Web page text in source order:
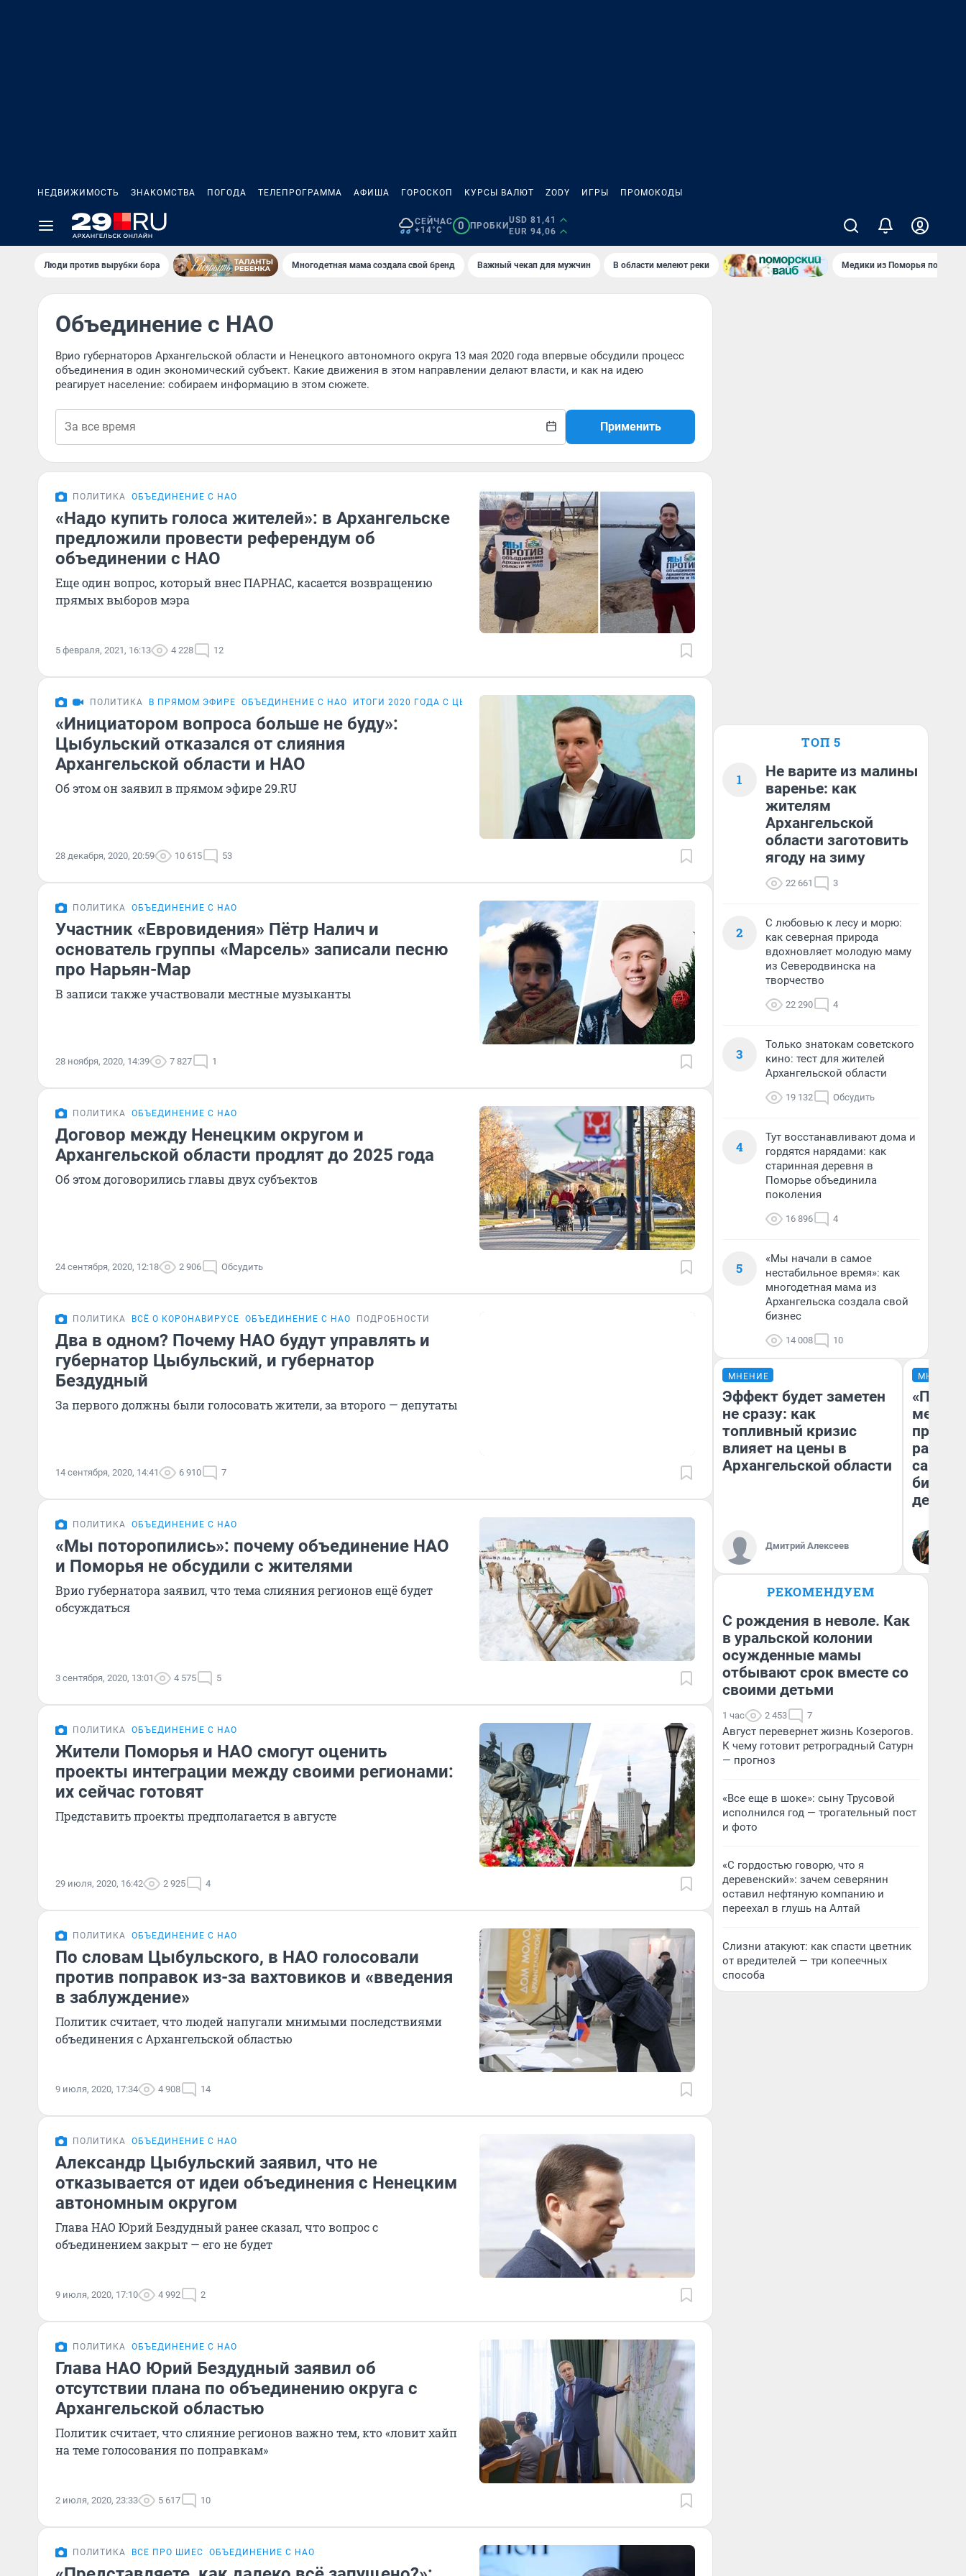
НЕДВИЖИМОСТЬ ЗНАКОМСТВА ПОГОДА ТЕЛЕПРОГРАММА АФИША ГОРОСКОП КУРСЫ ВАЛЮТ ZODY ИГРЫ ПРОМОКОДЫ
СЕЙЧАС
+14°C
0 ПРОБКИ
USD 81,41
EUR 94,06
Люди против вырубки бора Многодетная мама создала свой бренд Важный чекап для мужчин В области мелеют реки Медики из Поморья поехали
Объединение с НАО
Врио губернаторов Архангельской области и Ненецкого автономного округа 13 мая 2020 года впервые обсудили процесс
объединения в один экономический субъект. Какие движения в этом направлении делают власти, и как на идею
реагирует население: собираем информацию в этом сюжете.
Применить
ПОЛИТИКА ОБЪЕДИНЕНИЕ С НАО
«Надо купить голоса жителей»: в Архангельске
предложили провести референдум об
объединении с НАО
Еще один вопрос, который внес ПАРНАС, касается возвращению
прямых выборов мэра
5 февраля, 2021, 16:13 4 228 12
ПОЛИТИКА В ПРЯМОМ ЭФИРЕ ОБЪЕДИНЕНИЕ С НАО ИТОГИ 2020 ГОДА С ЦЫБУЛЬСКИМ
«Инициатором вопроса больше не буду»:
Цыбульский отказался от слияния
Архангельской области и НАО
Об этом он заявил в прямом эфире 29.RU
28 декабря, 2020, 20:59 10 615 53
ПОЛИТИКА ОБЪЕДИНЕНИЕ С НАО
Участник «Евровидения» Пётр Налич и
основатель группы «Марсель» записали песню
про Нарьян-Мар
В записи также участвовали местные музыканты
28 ноября, 2020, 14:39 7 827 1
ПОЛИТИКА ОБЪЕДИНЕНИЕ С НАО
Договор между Ненецким округом и
Архангельской области продлят до 2025 года
Об этом договорились главы двух субъектов
24 сентября, 2020, 12:18 2 906 Обсудить
ПОЛИТИКА ВСЁ О КОРОНАВИРУСЕ ОБЪЕДИНЕНИЕ С НАО ПОДРОБНОСТИ
Два в одном? Почему НАО будут управлять и
губернатор Цыбульский, и губернатор
Бездудный
За первого должны были голосовать жители, за второго — депутаты
14 сентября, 2020, 14:41 6 910 7
ПОЛИТИКА ОБЪЕДИНЕНИЕ С НАО
«Мы поторопились»: почему объединение НАО
и Поморья не обсудили с жителями
Врио губернатора заявил, что тема слияния регионов ещё будет
обсуждаться
3 сентября, 2020, 13:01 4 575 5
ПОЛИТИКА ОБЪЕДИНЕНИЕ С НАО
Жители Поморья и НАО смогут оценить
проекты интеграции между своими регионами:
их сейчас готовят
Представить проекты предполагается в августе
29 июля, 2020, 16:42 2 925 4
ПОЛИТИКА ОБЪЕДИНЕНИЕ С НАО
По словам Цыбульского, в НАО голосовали
против поправок из-за вахтовиков и «введения
в заблуждение»
Политик считает, что людей напугали мнимыми последствиями
объединения с Архангельской областью
9 июля, 2020, 17:34 4 908 14
ПОЛИТИКА ОБЪЕДИНЕНИЕ С НАО
Александр Цыбульский заявил, что не
отказывается от идеи объединения с Ненецким
автономным округом
Глава НАО Юрий Бездудный ранее сказал, что вопрос с
объединением закрыт — его не будет
9 июля, 2020, 17:10 4 992 2
ПОЛИТИКА ОБЪЕДИНЕНИЕ С НАО
Глава НАО Юрий Бездудный заявил об
отсутствии плана по объединению округа с
Архангельской областью
Политик считает, что слияние регионов важно тем, кто «ловит хайп
на теме голосования по поправкам»
2 июля, 2020, 23:33 5 617 10
ПОЛИТИКА ВСЕ ПРО ШИЕС ОБЪЕДИНЕНИЕ С НАО
ТОП 5
1
Не варите из малины
варенье: как
жителям
Архангельской
области заготовить
ягоду на зиму
22 661 3
2
С любовью к лесу и морю:
как северная природа
вдохновляет молодую маму
из Северодвинска на
творчество
22 290 4
3
Только знатокам советского
кино: тест для жителей
Архангельской области
19 132 Обсудить
4
Тут восстанавливают дома и
гордятся нарядами: как
старинная деревня в
Поморье объединила
поколения
16 896 4
5
«Мы начали в самое
нестабильное время»: как
многодетная мама из
Архангельска создала свой
бизнес
14 008 10
МНЕНИЕ
Эффект будет заметен
не сразу: как
топливный кризис
влияет на цены в
Архангельской области
Дмитрий Алексеев
МНЕНИЕ
самом
РЕКОМЕНДУЕМ
С рождения в неволе. Как
в уральской колонии
осужденные мамы
отбывают срок вместе со
своими детьми
1 час 2 453 7
Август перевернет жизнь Козерогов.
К чему готовит ретроградный Сатурн
— прогноз
«Все еще в шоке»: сыну Трусовой
исполнился год — трогательный пост
и фото
«С гордостью говорю, что я
деревенский»: зачем северянин
оставил нефтяную компанию и
переехал в глушь на Алтай
Слизни атакуют: как спасти цветник
от вредителей — три копеечных
способа